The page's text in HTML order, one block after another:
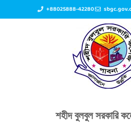
+88025888-42280
শহীদ বুলবুল সরকারি